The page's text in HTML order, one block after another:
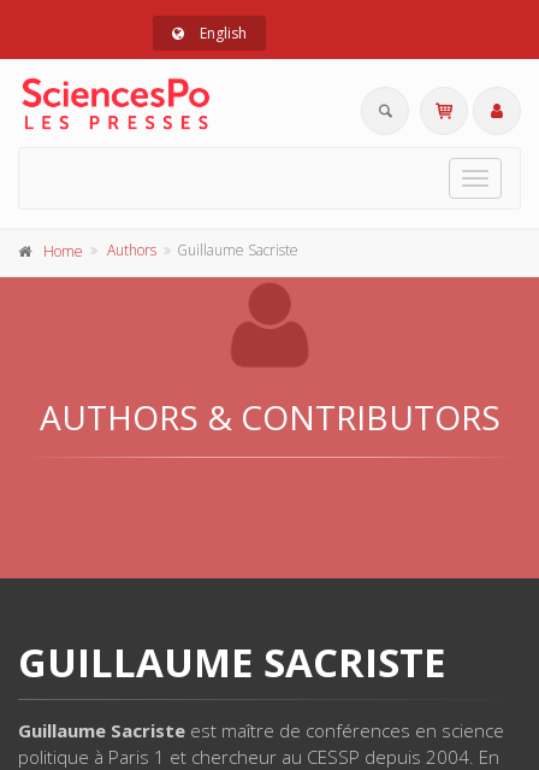
English
Toggle
Home Authors Guillaume Sacriste
AUTHORS & CONTRIBUTORS
GUILLAUME SACRISTE
Guillaume Sacriste est maître de conférences en science
politique à Paris 1 et chercheur au CESSP depuis 2004. En